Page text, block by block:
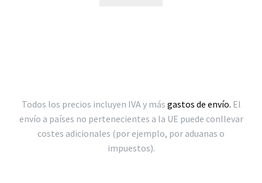
Todos los precios incluyen IVA y más gastos de envío. El
envío a países no pertenecientes a la UE puede conllevar
costes adicionales (por ejemplo, por aduanas o
impuestos).